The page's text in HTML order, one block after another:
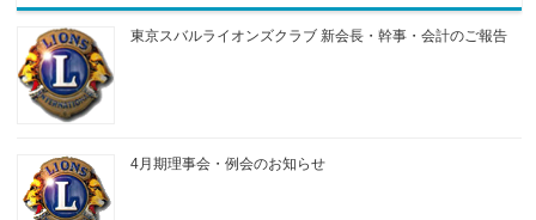
東京スバルライオンズクラブ 新会長・幹事・会計のご報告
4月期理事会・例会のお知らせ